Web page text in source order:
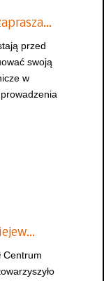
przed
swoją
w
Centrum